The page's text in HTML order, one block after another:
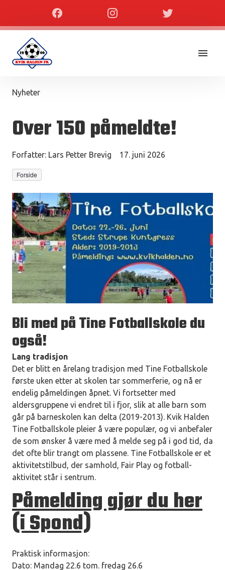
Nyheter
Over 150 påmeldte!
Forfatter: Lars Petter Brevig 17. juni 2026
Forside
Bli med på Tine Fotballskole du
også!
Lang tradisjon
Det er blitt en årelang tradisjon med Tine Fotballskole
første uken etter at skolen tar sommerferie, og nå er
endelig påmeldingen åpnet. Vi fortsetter med
aldersgruppene vi endret til i fjor, slik at alle barn som
går på barneskolen kan delta (2019-2013). Kvik Halden
Tine Fotballskole pleier å være populær, og vi anbefaler
de som ønsker å være med å melde seg på i god tid, da
det ofte blir trangt om plassene. Tine Fotballskole er et
aktivitetstilbud, der samhold, Fair Play og fotball-
aktivitet står i sentrum.
Påmelding gjør du her
(i Spond)
Praktisk informasjon:
Dato: Mandag 22.6 tom. fredag 26.6